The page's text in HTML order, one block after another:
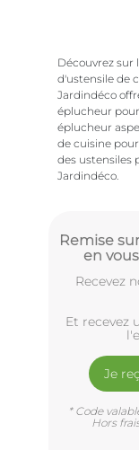
Découvrez sur
d'ustensile de
Jardindéco
éplucheur
éplucheur
de cuisine
des ustensiles
Jardindéco.
Remise
en
Recevez
Et recevez
Je
* Code
Hors